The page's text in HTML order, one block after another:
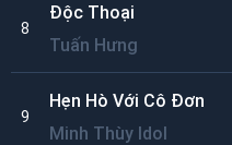
8
Độc Thoại
Tuấn Hưng
9
Hẹn Hò Với Cô Đơn
Minh Thùy Idol